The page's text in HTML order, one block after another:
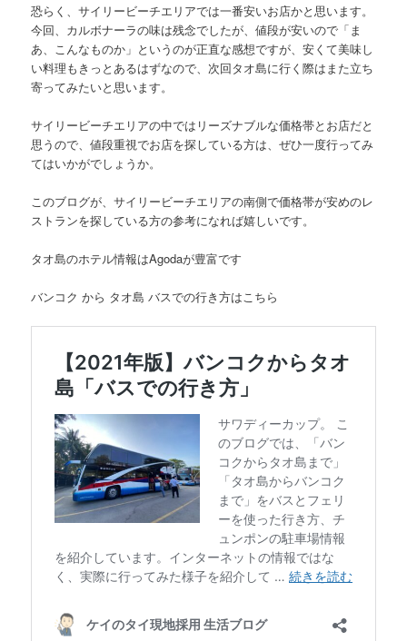
恐らく、サイリービーチエリアでは一番安いお店かと思います。
今回、カルボナーラの味は残念でしたが、値段が安いので「ま
あ、こんなものか」というのが正直な感想ですが、安くて美味し
い料理もきっとあるはずなので、次回タオ島に行く際はまた立ち
寄ってみたいと思います。
サイリービーチエリアの中ではリーズナブルな価格帯とお店だと
思うので、値段重視でお店を探している方は、ぜひ一度行ってみ
てはいかがでしょうか。
このブログが、サイリービーチエリアの南側で価格帯が安めのレ
ストランを探している方の参考になれば嬉しいです。
タオ島のホテル情報はAgodaが豊富です
バンコク から タオ島 バスでの行き方はこちら